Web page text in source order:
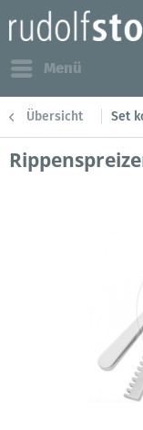
Menü
Übersicht Set